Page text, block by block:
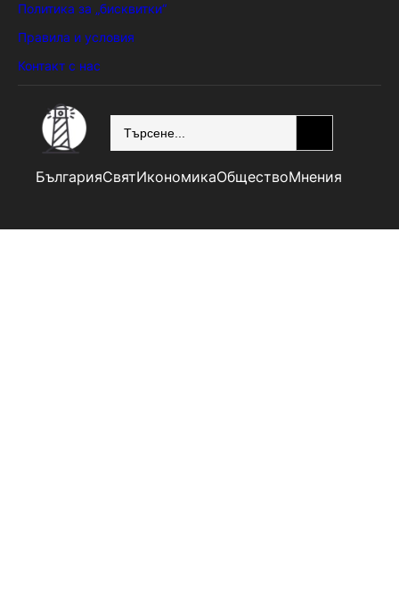
Политика за „бисквитки“
Правила и условия
Контакт с нас
БългарияСвятИкономикаОбществоМнения